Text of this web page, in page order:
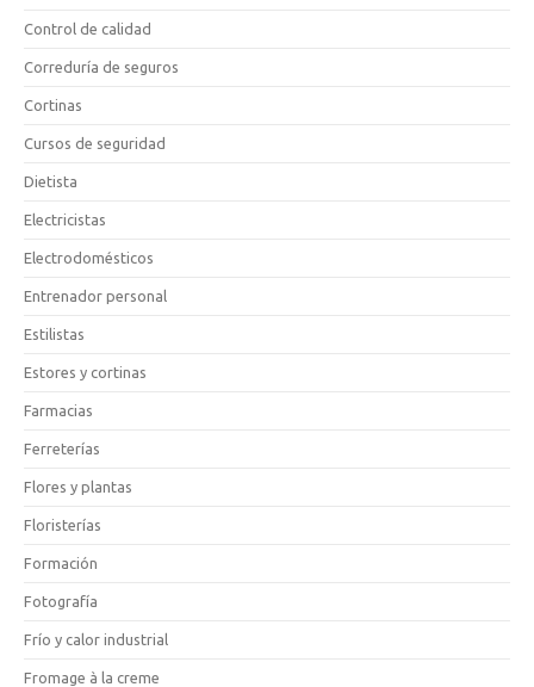
Control de calidad
Correduría de seguros
Cortinas
Cursos de seguridad
Dietista
Electricistas
Electrodomésticos
Entrenador personal
Estilistas
Estores y cortinas
Farmacias
Ferreterías
Flores y plantas
Floristerías
Formación
Fotografía
Frío y calor industrial
Fromage à la creme